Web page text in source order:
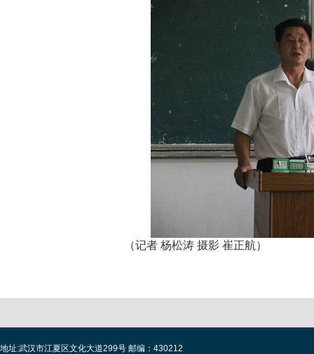
（记者 杨松涛 摄影 崔正航）
地址:武汉市江夏区文化大道299号 邮编：430212